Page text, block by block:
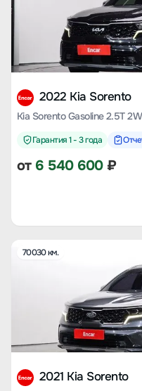
2022 Kia Sorento
Kia Sorento Gasoline 2.5T
Гарантия 1 - 3 года
от 6 540 600₽
70030 км.
2021 Kia Sorento